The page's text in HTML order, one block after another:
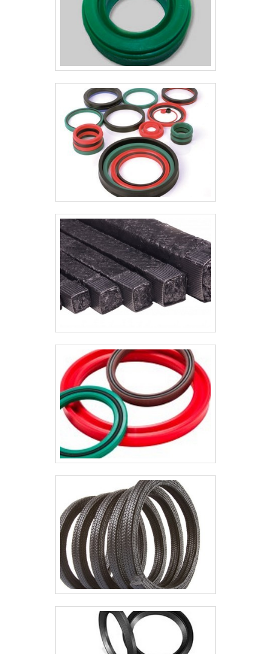
demandas. Todos esses fatores,
agregados a uma equipe
multidisciplinar de consultores
associados e colaboradores com
mais de 12 anos de experiência no
mercado de vedações, garantem a
melhor experiência para os clientes
com qualidade.